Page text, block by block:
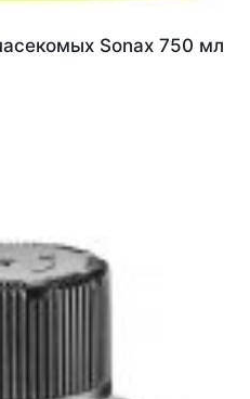
Sonax 750 мл